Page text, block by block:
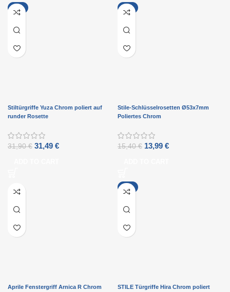
-1%
Stiltürgriffe Yuza Chrom poliert auf
runder Rosette
31,90€ 31,49 €
-9%
Stile-Schlüsselrosetten Ø53x7mm
Poliertes Chrom
15,40€ 13,99 €
Aprile Fenstergriff Arnica R Chrom
-8%
STILE Türgriffe Hira Chrom poliert